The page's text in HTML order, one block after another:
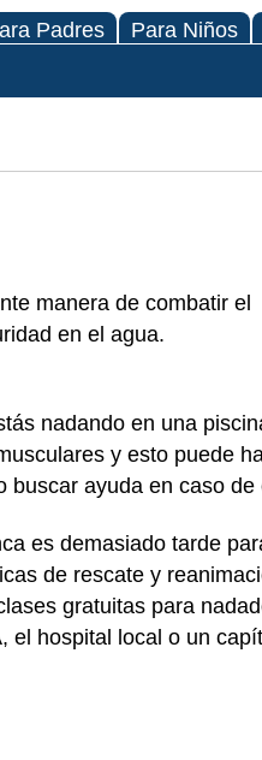
Padres Para Niños
manera de combatir el
en el agua.
nadando en una
y esto puede
ayuda en caso de
es demasiado tarde
de rescate y
gratuitas para
el hospital local o un